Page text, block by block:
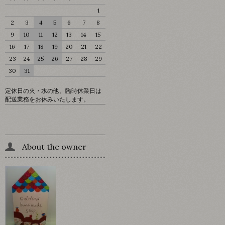
1
2
3 4 5 6 7
8
9
10 11 12 13 14
15
16
17 18 19 20 21
22
23
24 25 26 27 28
29
30
31
定休日の火・水の他、臨時休業日は
配送業務をお休みいたします。
About the owner